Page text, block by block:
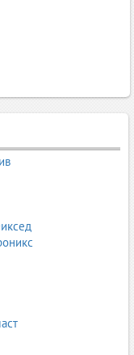
обединява фирми,
почистване на
много други.
материал
се ускорява чрез
насочва към
ръжда, боя,
мазилка,
или покрития;
абразиви;
дърво, камък;
върху стъкло и